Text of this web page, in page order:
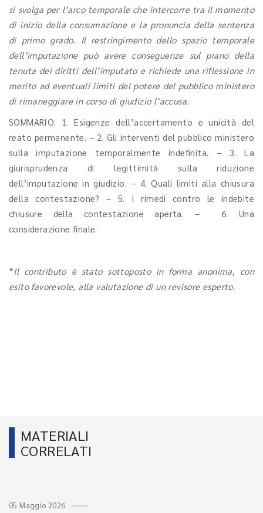
si svolga per l’arco temporale che intercorre tra il momento
di inizio della consumazione e la pronuncia della sentenza
di primo grado. Il restringimento dello spazio temporale
dell’imputazione può avere conseguenze sul piano della
tenuta dei diritti dell’imputato e richiede una riflessione in
merito ad eventuali limiti del potere del pubblico ministero
di rimaneggiare in corso di giudizio l’accusa.
SOMMARIO: 1. Esigenze dell’accertamento e unicità del
reato permanente. – 2. Gli interventi del pubblico ministero
sulla imputazione temporalmente indefinita. – 3. La
giurisprudenza di legittimità sulla riduzione
dell’imputazione in giudizio. – 4. Quali limiti alla chiusura
della contestazione? – 5. I rimedi contro le indebite
chiusure della contestazione aperta. – 6. Una
considerazione finale.
*Il contributo è stato sottoposto in forma anonima, con
esito favorevole, alla valutazione di un revisore esperto.
MATERIALI
CORRELATI
05 Maggio 2026